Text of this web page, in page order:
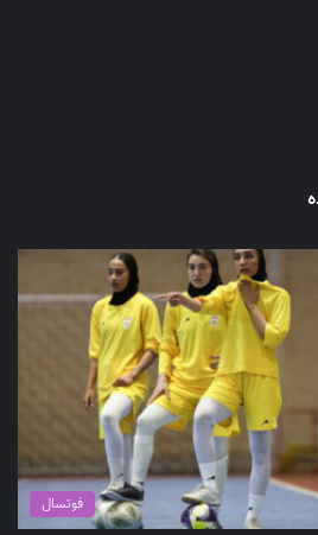
فوتسال